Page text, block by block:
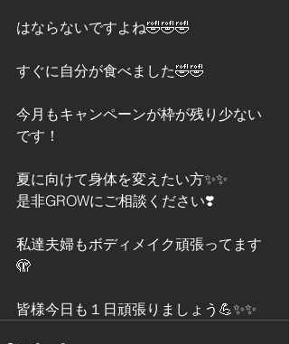
はならないですよね🤣🤣🤣
すぐに自分が食べました🤣🤣
今月もキャンペーンが枠が残り少ない
です！
夏に向けて身体を変えたい方✨✨
是非GROWにご相談ください❣️
私達夫婦もボディメイク頑張ってます
🫣
皆様今日も１日頑張りましょう💪✨✨